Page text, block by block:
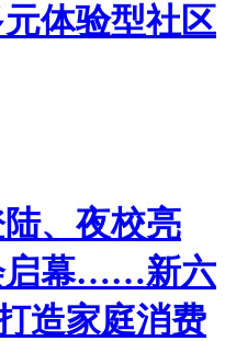
体验型社区
、夜校亮
启幕……新六
造家庭消费